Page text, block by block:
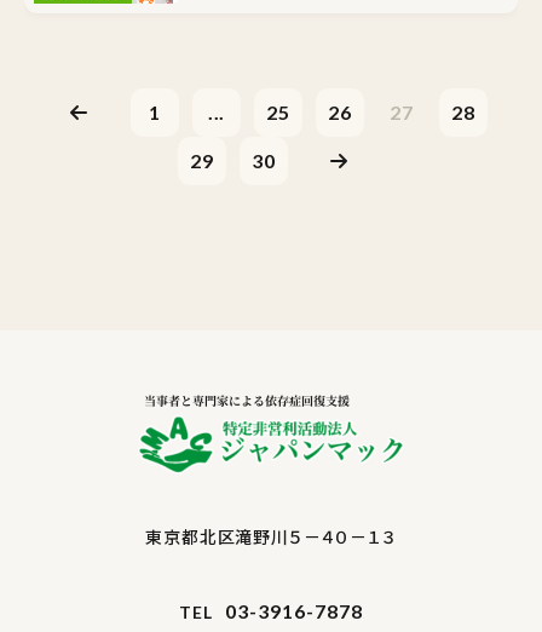
1 ... 25 26 27 28
29 30
東京都北区滝野川５－４０－１３
TEL 03-3916-7878